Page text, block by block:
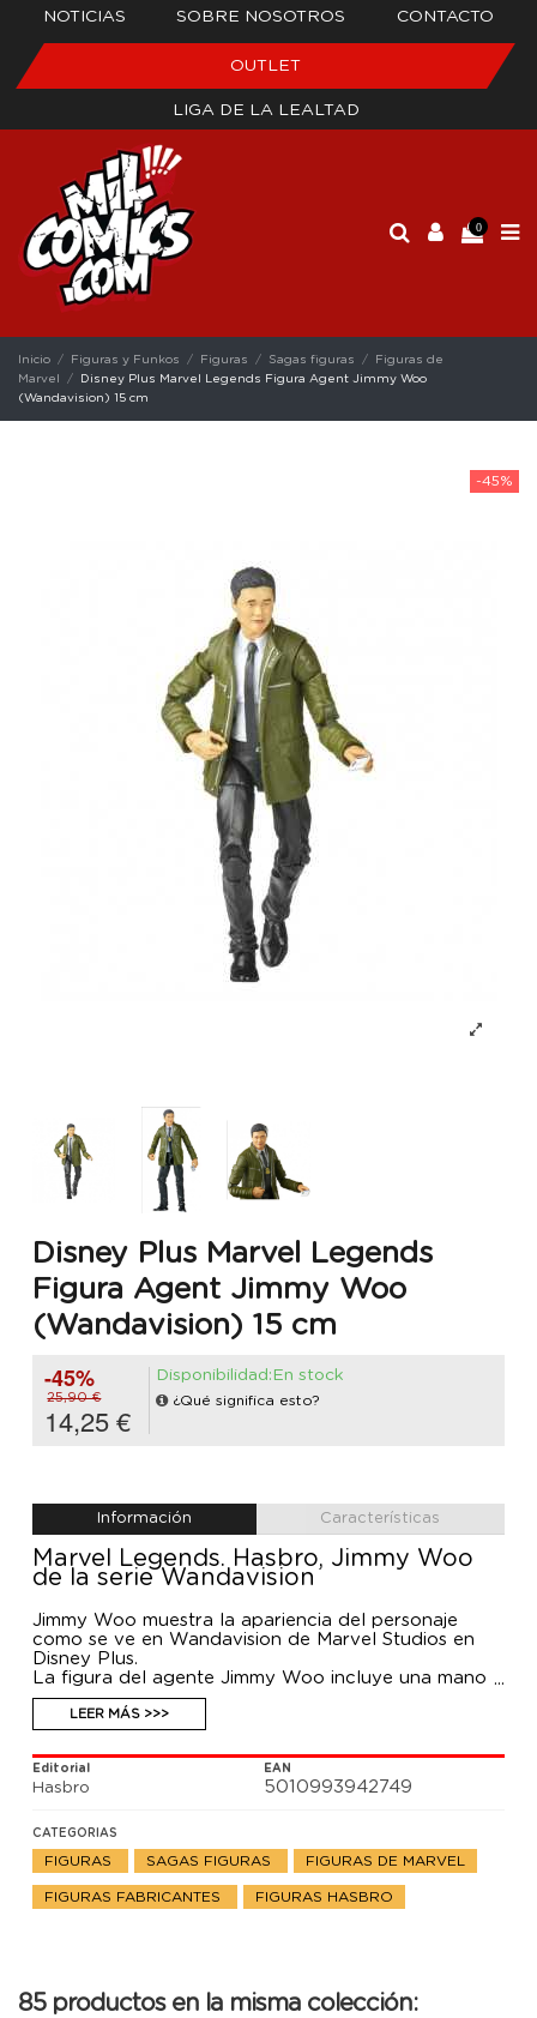
NOTICIAS SOBRE NOSOTROS CONTACTO
OUTLET
LIGA DE LA LEALTAD
0
Inicio Figuras y Funkos Figuras Sagas figuras
Figuras de
Marvel
Disney Plus Marvel Legends Figura Agent Jimmy Woo
(Wandavision) 15 cm
-45%
Disney Plus Marvel Legends
Figura Agent Jimmy Woo
(Wandavision) 15 cm
-45%
25,90 €
14,25 €
Disponibilidad:En stock
¿Qué significa esto?
Información Características
Marvel Legends. Hasbro, Jimmy Woo
de la serie Wandavision
Jimmy Woo muestra la apariencia del personaje
como se ve en Wandavision de Marvel Studios en
Disney Plus.
La figura del agente Jimmy Woo incluye una mano
alternativa para recrear el truco de magia del
agente Woo de la serie
LEER MÁS >>>
Editorial
Hasbro
EAN
5010993942749
CATEGORIAS
FIGURAS SAGAS FIGURAS FIGURAS DE MARVEL
FIGURAS FABRICANTES FIGURAS HASBRO
85 productos en la misma colección: